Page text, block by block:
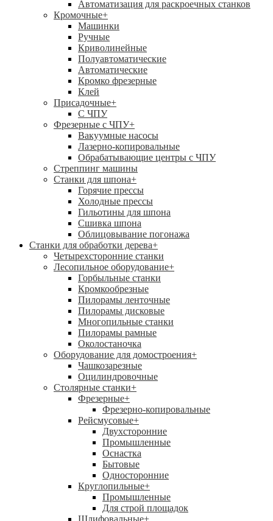
Автоматизация для раскроечных станков
Кромочные+
Машинки
Ручные
Криволинейные
Полуавтоматические
Автоматические
Кромко фрезерные
Клей
Присадочные+
С ЧПУ
Фрезерные с ЧПУ+
Вакуумные насосы
Лазерно-копировальные
Обрабатывающие центры с ЧПУ
Стреппинг машины
Станки для шпона+
Горячие прессы
Холодные прессы
Гильотины для шпона
Сшивка шпона
Облицовывание погонажа
Станки для обработки дерева+
Четырехсторонние станки
Лесопильное оборудование+
Горбыльные станки
Кромкообрезные
Пилорамы ленточные
Пилорамы дисковые
Многопильные станки
Пилорамы рамные
Околостаночка
Оборудование для домостроения+
Чашкозарезные
Оцилиндровочные
Столярные станки+
Фрезерные+
Фрезерно-копировальные
Рейсмусовые+
Двухсторонние
Промышленные
Оснастка
Бытовые
Односторонние
Круглопильные+
Промышленные
Для строй площадок
Шлифовальные+